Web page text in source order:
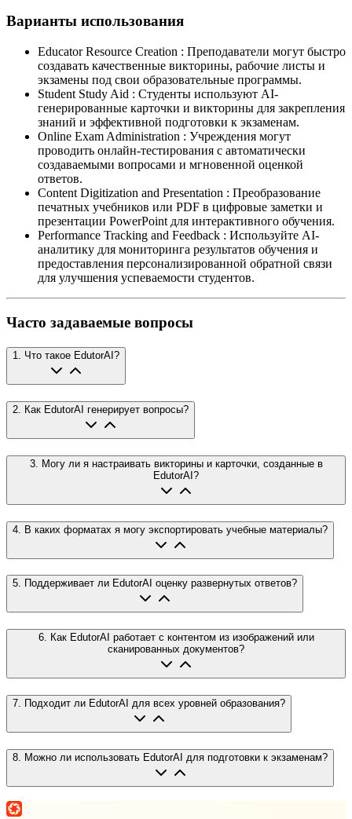
Варианты использования
Educator Resource Creation : Преподаватели могут быстро
создавать качественные викторины, рабочие листы и
экзамены под свои образовательные программы.
Student Study Aid : Студенты используют AI-
генерированные карточки и викторины для закрепления
знаний и эффективной подготовки к экзаменам.
Online Exam Administration : Учреждения могут
проводить онлайн-тестирования с автоматически
создаваемыми вопросами и мгновенной оценкой
ответов.
Content Digitization and Presentation : Преобразование
печатных учебников или PDF в цифровые заметки и
презентации PowerPoint для интерактивного обучения.
Performance Tracking and Feedback : Используйте AI-
аналитику для мониторинга результатов обучения и
предоставления персонализированной обратной связи
для улучшения успеваемости студентов.
Часто задаваемые вопросы
1. Что такое EdutorAI?
2. Как EdutorAI генерирует вопросы?
3.
Могу ли я настраивать викторины и карточки, созданные в
EdutorAI?
4 В каких форматах я могу экспортировать учебные материалы?
5. Поддерживает ли EdutorAI оценку развернутых ответов?
6. Как EdutorAI работает с контентом из изображений или
сканированных документов?
7 Подходит ли EdutorAI для всех уровней образования?
8 Можно ли использовать EdutorAI для подготовки к экзаменам?